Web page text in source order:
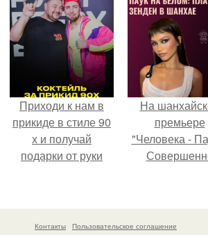
Приходи к нам в
прикиде в стиле 90
х и получай
подарки от руки
На
премьере
"Человека -
просто
наряд, а
Контакты Пользовательское соглашение